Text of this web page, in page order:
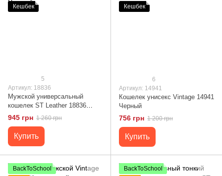
Кешбек
5
Артикул: 18836
Мужской универсальный
кошелек ST Leather 18836
Черный
945 грн 1 260 грн
Купить
Кешбек
6
Артикул: 14941
Кошелек унисекс Vintage 14941
Черный
756 грн 1 200 грн
Купить
BackToSchool
BackToSchool